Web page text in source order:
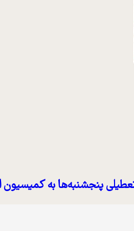
پنجشنبه‌‌ها به